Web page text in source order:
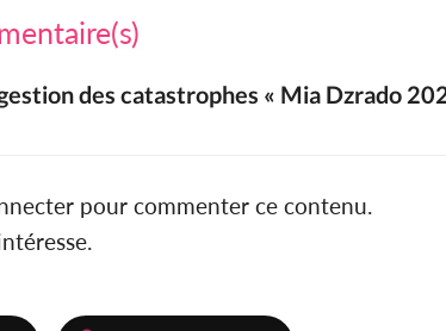
des catastrophes « Mia Dzrado
pour commenter ce contenu.